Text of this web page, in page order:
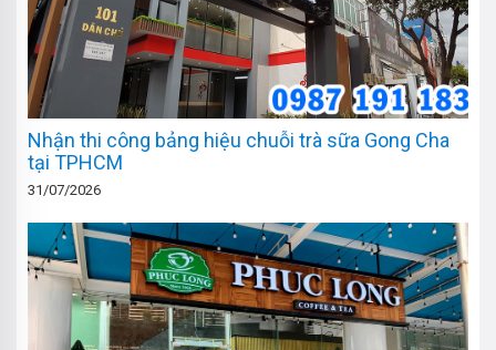
Nhận thi công bảng hiệu chuỗi trà sữa Gong Cha
tại TPHCM
31/07/2026